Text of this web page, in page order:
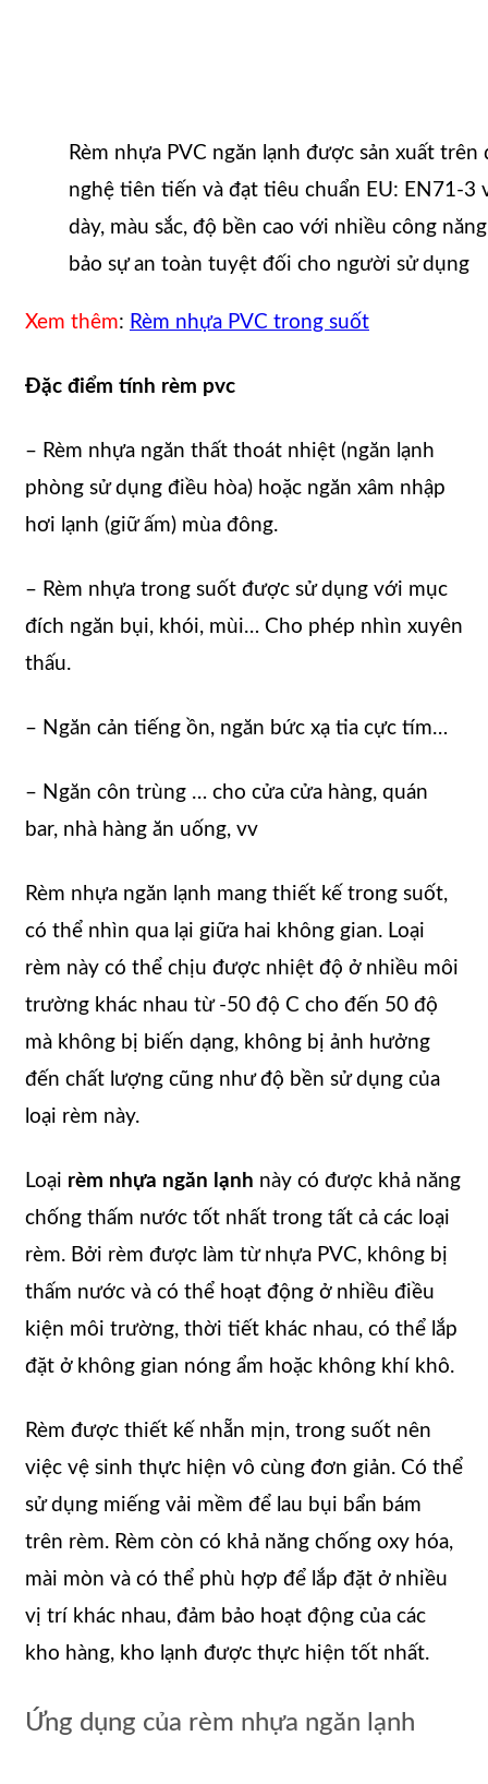
Rèm nhựa PVC ngăn lạnh được sản xuất trên
nghệ tiên tiến và đạt tiêu chuẩn EU: EN71-3
dày, màu sắc, độ bền cao với nhiều công
bảo sự an toàn tuyệt đối cho người sử dụng
Xem thêm: Rèm nhựa PVC trong suốt
Đặc điểm tính rèm pvc
– Rèm nhựa ngăn thất thoát nhiệt (ngăn lạnh
phòng sử dụng điều hòa) hoặc ngăn xâm nhập
hơi lạnh (giữ ấm) mùa đông.
– Rèm nhựa trong suốt được sử dụng với mục
đích ngăn bụi, khói, mùi… Cho phép nhìn xuyên
thấu.
– Ngăn cản tiếng ồn, ngăn bức xạ tia cực tím…
– Ngăn côn trùng … cho cửa cửa hàng, quán
bar, nhà hàng ăn uống, vv
Rèm nhựa ngăn lạnh mang thiết kế trong suốt,
có thể nhìn qua lại giữa hai không gian. Loại
rèm này có thể chịu được nhiệt độ ở nhiều môi
trường khác nhau từ -50 độ C cho đến 50 độ
mà không bị biến dạng, không bị ảnh hưởng
đến chất lượng cũng như độ bền sử dụng của
loại rèm này.
Loại rèm nhựa ngăn lạnh này có được khả năng
chống thấm nước tốt nhất trong tất cả các loại
rèm. Bởi rèm được làm từ nhựa PVC, không bị
thấm nước và có thể hoạt động ở nhiều điều
kiện môi trường, thời tiết khác nhau, có thể lắp
đặt ở không gian nóng ẩm hoặc không khí khô.
Rèm được thiết kế nhẵn mịn, trong suốt nên
việc vệ sinh thực hiện vô cùng đơn giản. Có thể
sử dụng miếng vải mềm để lau bụi bẩn bám
trên rèm. Rèm còn có khả năng chống oxy hóa,
mài mòn và có thể phù hợp để lắp đặt ở nhiều
vị trí khác nhau, đảm bảo hoạt động của các
kho hàng, kho lạnh được thực hiện tốt nhất.
Ứng dụng của rèm nhựa ngăn lạnh